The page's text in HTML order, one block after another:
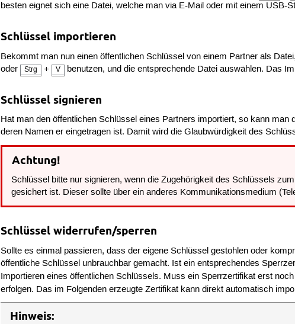
besten eignet sich eine Datei, welche man via E-Mail oder mit einem USB-
Schlüssel importieren
Bekommt man nun einen öffentlichen Schlüssel von einem Partner als
oder
Strg + V benutzen, und die entsprechende Datei auswählen. Das
Schlüssel signieren
Hat man den öffentlichen Schlüssel eines Partners importiert, so kann
deren Namen er eingetragen ist. Damit wird die Glaubwürdigkeit des
Achtung!
Schlüssel bitte nur signieren, wenn die Zugehörigkeit des Schlüssels
gesichert ist. Dieser sollte über ein anderes Kommunikationsmedium
Schlüssel widerrufen/sperren
Sollte es einmal passieren, dass der eigene Schlüssel gestohlen oder
öffentliche Schlüssel unbrauchbar gemacht. Ist ein entsprechendes
Importieren eines öffentlichen Schlüssels. Muss ein Sperrzertifikat erst
erfolgen. Das im Folgenden erzeugte Zertifikat kann direkt automatisch
Hinweis: